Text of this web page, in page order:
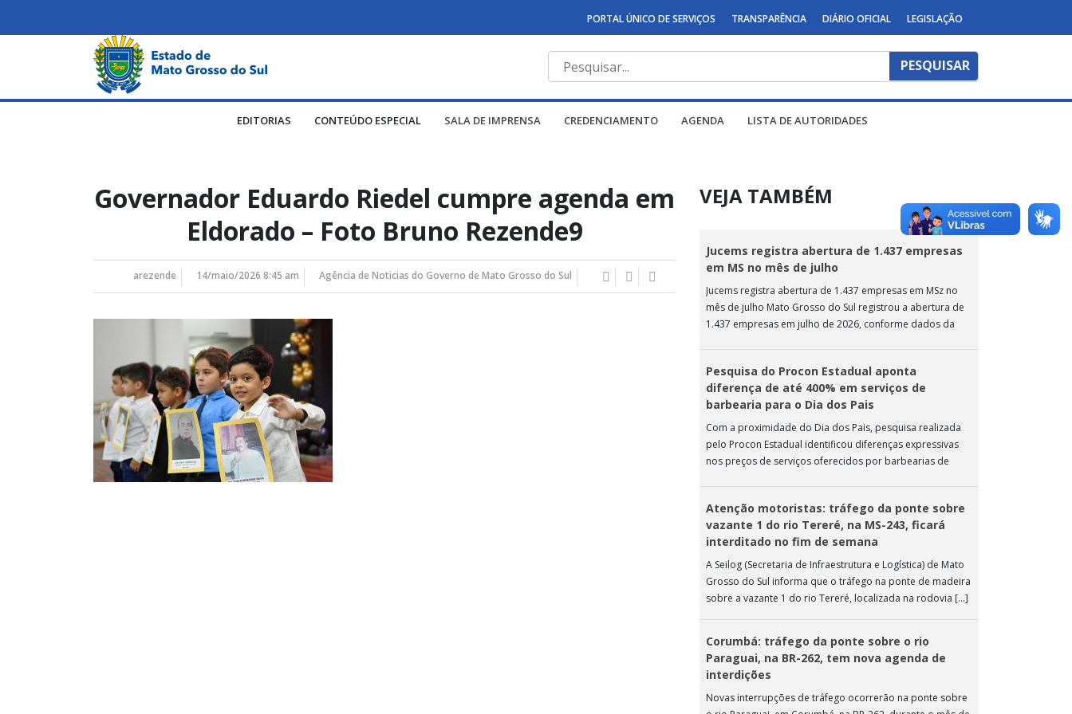
PORTAL ÚNICO DE SERVIÇOS TRANSPARÊNCIA DIÁRIO OFICIAL LEGISLAÇÃO
EDITORIAS CONTEÚDO ESPECIAL SALA DE IMPRENSA CREDENCIAMENTO AGENDA LISTA DE AUTORIDADES
Governador Eduardo Riedel cumpre agenda em
Eldorado – Foto Bruno Rezende9
arezende 14/maio/2026 8:45 am Agência de Noticias do Governo de Mato Grosso do Sul
VEJA TAMBÉM
Jucems registra abertura de 1.437 empresas
em MS no mês de julho
Jucems registra abertura de 1.437 empresas em MSz no
mês de julho Mato Grosso do Sul registrou a abertura de
1.437 empresas em julho de 2026, conforme dados da
Pesquisa do Procon Estadual aponta
diferença de até 400% em serviços de
barbearia para o Dia dos Pais
Com a proximidade do Dia dos Pais, pesquisa realizada
pelo Procon Estadual identificou diferenças expressivas
nos preços de serviços oferecidos por barbearias de
Atenção motoristas: tráfego da ponte sobre
vazante 1 do rio Tereré, na MS-243, ficará
interditado no fim de semana
A Seilog (Secretaria de Infraestrutura e Logística) de Mato
Grosso do Sul informa que o tráfego na ponte de madeira
sobre a vazante 1 do rio Tereré, localizada na rodovia […]
Corumbá: tráfego da ponte sobre o rio
Paraguai, na BR-262, tem nova agenda de
interdições
Novas interrupções de tráfego ocorrerão na ponte sobre